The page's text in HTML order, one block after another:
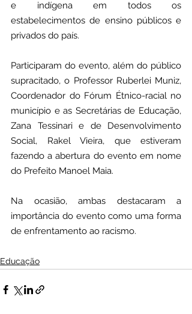
e indígena em todos os
estabelecimentos de ensino públicos e
privados do país.
Participaram do evento, além do público
supracitado, o Professor Ruberlei Muniz,
Coordenador do Fórum Étnico-racial no
município e as Secretárias de Educação,
Zana Tessinari e de Desenvolvimento
Social, Rakel Vieira, que estiveram
fazendo a abertura do evento em nome
do Prefeito Manoel Maia.
Na ocasião, ambas destacaram a
importância do evento como uma forma
de enfrentamento ao racismo.
Educação